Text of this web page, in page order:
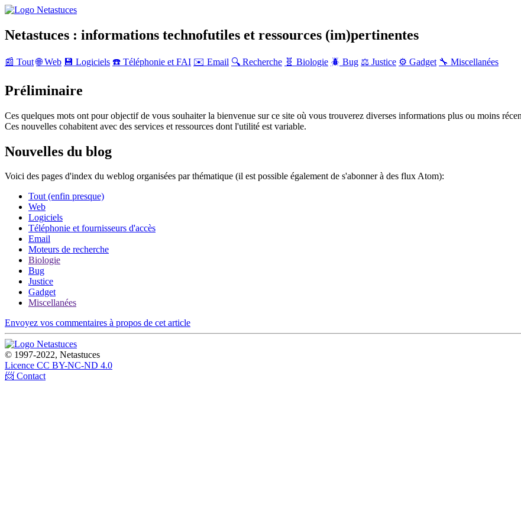
Netastuces : informations technofutiles et ressources (im)pertinentes
📰 Tout 🌐 Web 💾 Logiciels ☎️ Téléphonie et FAI ✉️ Email 🔍 Recherche 🧬 Biologie 🪲 Bug ⚖️ Justice ⚙️ Gadget 🔧 Miscellanées
Préliminaire
Ces quelques mots ont pour objectif de vous souhaiter la bienvenue sur ce site où vous trouverez diverses informations plus ou moins
Ces nouvelles cohabitent avec des services et ressources dont l'utilité est variable.
Nouvelles du blog
Voici des pages d'index du weblog organisées par thématique (il est possible également de s'abonner à des flux Atom):
Tout (enfin presque)
Web
Logiciels
Téléphonie et fournisseurs d'accès
Email
Moteurs de recherche
Biologie
Bug
Justice
Gadget
Miscellanées
Envoyez vos commentaires à propos de cet article
© 1997-2022, Netastuces
Licence CC BY-NC-ND 4.0
📨 Contact